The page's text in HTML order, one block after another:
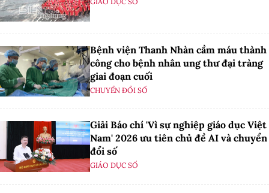
Bệnh viện Thanh Nhàn cầm máu thành
công cho bệnh nhân ung thư đại tràng
giai đoạn cuối
CHUYỂN ĐỔI SỐ
Giải Báo chí 'Vì sự nghiệp giáo dục Việt
Nam' 2026 ưu tiên chủ đề AI và chuyển
đổi số
GIÁO DỤC SỐ